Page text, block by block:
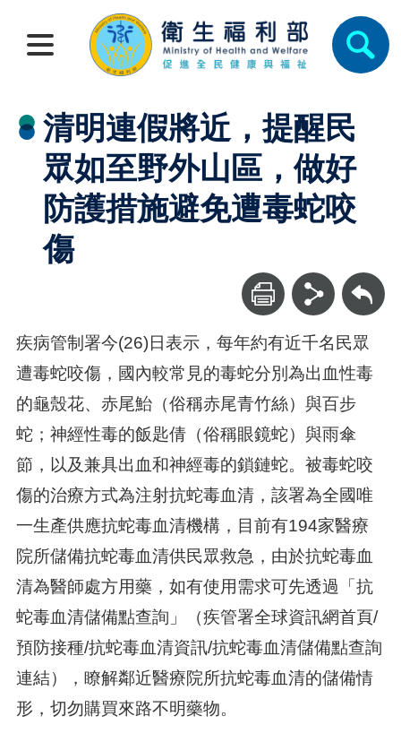
清明連假將近，提醒民
眾如至野外山區，做好
防護措施避免遭毒蛇咬
傷
回上一頁
疾病管制署今(26)日表示，每年約有近千名民眾
遭毒蛇咬傷，國內較常見的毒蛇分別為出血性毒
的龜殼花、赤尾鮐（俗稱赤尾青竹絲）與百步
蛇；神經性毒的飯匙倩（俗稱眼鏡蛇）與雨傘
節，以及兼具出血和神經毒的鎖鏈蛇。被毒蛇咬
傷的治療方式為注射抗蛇毒血清，該署為全國唯
一生產供應抗蛇毒血清機構，目前有194家醫療
院所儲備抗蛇毒血清供民眾救急，由於抗蛇毒血
清為醫師處方用藥，如有使用需求可先透過「抗
蛇毒血清儲備點查詢」（疾管署全球資訊網首頁/
預防接種/抗蛇毒血清資訊/抗蛇毒血清儲備點查詢
連結），瞭解鄰近醫療院所抗蛇毒血清的儲備情
形，切勿購買來路不明藥物。